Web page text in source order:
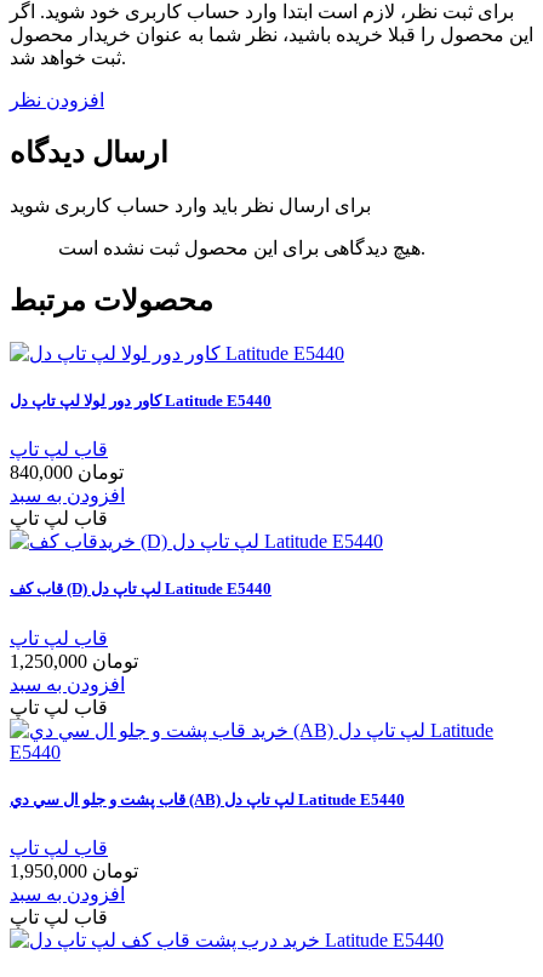
برای ثبت نظر، لازم است ابتدا وارد حساب کاربری خود شوید. اگر
این محصول را قبلا خریده باشید، نظر شما به عنوان خریدار محصول
ثبت خواهد شد.
افزودن نظر
ارسال دیدگاه
برای ارسال نظر باید وارد حساب کاربری شوید
هیچ دیدگاهی برای این محصول ثبت نشده است.
محصولات مرتبط
کاور دور لولا لپ تاپ دل Latitude E5440
قاب لپ تاپ
840,000 تومان
افزودن به سبد
قاب لپ تاپ
قاب کف (D) لپ تاپ دل Latitude E5440
قاب لپ تاپ
1,250,000 تومان
افزودن به سبد
قاب لپ تاپ
قاب پشت و جلو ال سي دي (AB) لپ تاپ دل Latitude E5440
قاب لپ تاپ
1,950,000 تومان
افزودن به سبد
قاب لپ تاپ